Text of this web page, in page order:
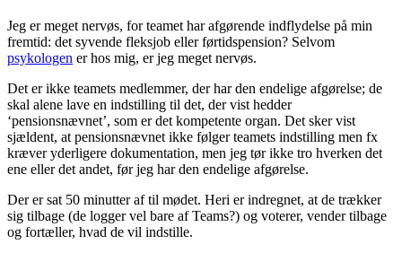
Jeg er meget nervøs, for teamet har afgørende indflydelse på min
fremtid: det syvende fleksjob eller førtidspension? Selvom
psykologen er hos mig, er jeg meget nervøs.
Det er ikke teamets medlemmer, der har den endelige afgørelse; de
skal alene lave en indstilling til det, der vist hedder
‘pensionsnævnet’, som er det kompetente organ. Det sker vist
sjældent, at pensionsnævnet ikke følger teamets indstilling men fx
kræver yderligere dokumentation, men jeg tør ikke tro hverken det
ene eller det andet, før jeg har den endelige afgørelse.
Der er sat 50 minutter af til mødet. Heri er indregnet, at de trækker
sig tilbage (de logger vel bare af Teams?) og voterer, vender tilbage
og fortæller, hvad de vil indstille.